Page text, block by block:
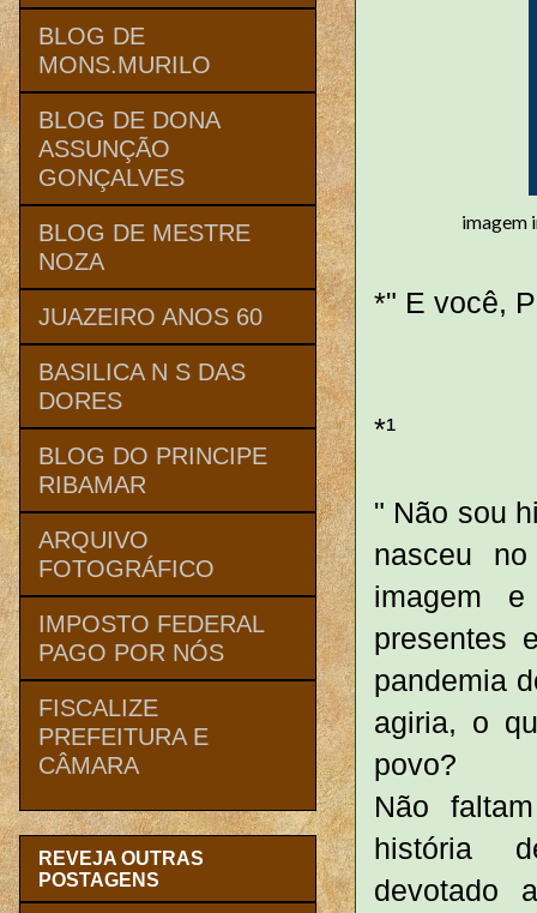
imagem
*" E você,
*¹
" Não sou
nasceu
imagem
presentes
pandemia
agiria, o
povo?
Não
história
devotado
BLOG DE
MONS.MURILO
BLOG DE DONA
ASSUNÇÃO
GONÇALVES
BLOG DE MESTRE
NOZA
JUAZEIRO ANOS 60
BASILICA N S DAS
DORES
BLOG DO PRINCIPE
RIBAMAR
ARQUIVO
FOTOGRÁFICO
IMPOSTO FEDERAL
PAGO POR NÓS
FISCALIZE
PREFEITURA E
CÂMARA
REVEJA OUTRAS
POSTAGENS